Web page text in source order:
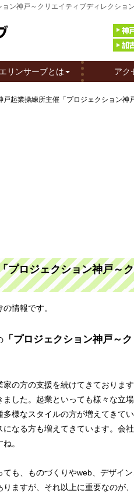
ョン神戸～クリエイティブディレク
エリンサーブとは アク
戸起業操練所主催「プロジェクション
プロジェクション神戸～
情報です。
「プロジェクション神戸～
家の方の支援を続けてきておりま
した。起業といっても様々な立
様なスタイルの方が増えてきて
なる方も増えてきています。会
。
ても、ものづくりやweb、デザイ
りますが、それ以上に重要なのが